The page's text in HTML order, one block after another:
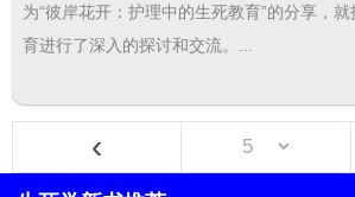
为“彼岸花开：护理中的生死教育”的分享，
育进行了深入的探讨和交流。...
‹